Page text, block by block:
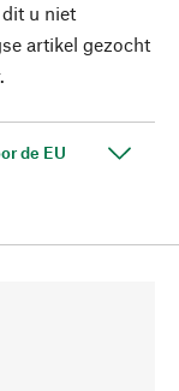
u niet
artikel gezocht
de EU